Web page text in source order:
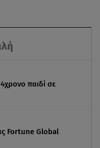
παιδί σε
Fortune Global